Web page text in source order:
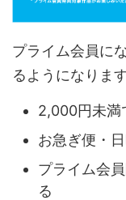
プライム会員に
るようになります
2,000円未満
お急ぎ便・
プライム会
る